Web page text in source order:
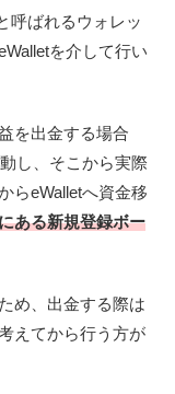
呼ばれるウォレッ
を介して行い
を出金する場合
し、そこから実際
らeWalletへ資金移
ある新規登録ボー
め、出金する際は
えてから行う方が